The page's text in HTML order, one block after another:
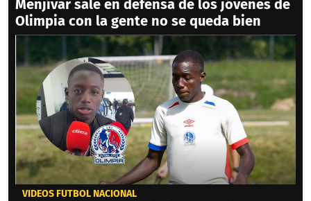
Menjívar sale en defensa de los jóvenes de
Olimpia con la gente no se queda bien
VIDEOS FÚTBOL NACIONAL